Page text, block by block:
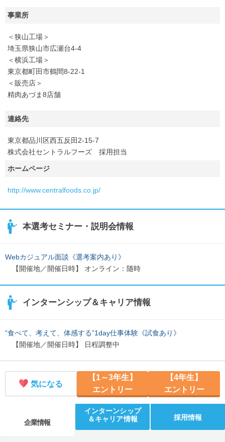
事業所
＜狭山工場＞
埼玉県狭山市広瀬台4-4
＜横浜工場＞
東京都町田市鶴間8-22-1
＜販売店＞
精肉あづま8店舗
連絡先
東京都品川区西五反田2-15-7
株式会社セントラルフーズ 採用担当
ホームページ
http://www.centralfoods.co.jp/
本選考セミナー・説明会情報
Webカジュアル面談《選考案内あり》
【開催地／開催日時】 オンライン：随時
インターンシップ＆キャリア情報
“食べて、考えて、体感する”1day仕事体験《試食あり》
【開催地／開催日時】 日程調整中
気になる
【1～3年生】
エントリー
【4年生】
エントリー
企業情報
インターンシップ
＆キャリア情報
採用情報